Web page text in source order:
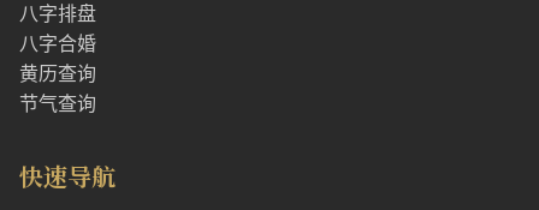
八字排盘
八字合婚
黄历查询
节气查询
快速导航